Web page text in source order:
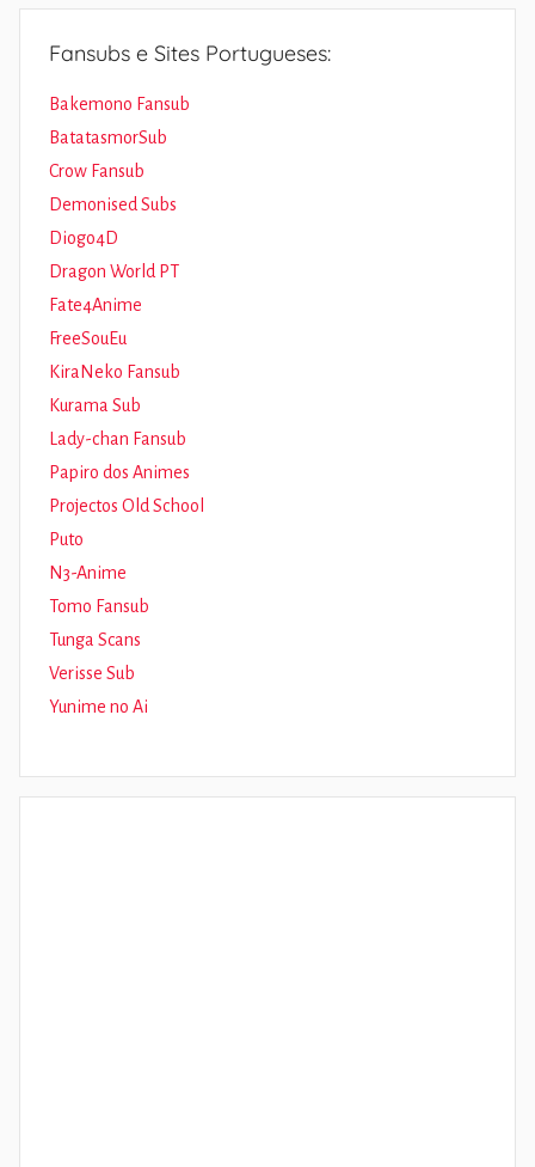
Fansubs e Sites Portugueses:
Bakemono Fansub
BatatasmorSub
Crow Fansub
Demonised Subs
Diogo4D
Dragon World PT
Fate4Anime
FreeSouEu
KiraNeko Fansub
Kurama Sub
Lady-chan Fansub
Papiro dos Animes
Projectos Old School
Puto
N3-Anime
Tomo Fansub
Tunga Scans
Verisse Sub
Yunime no Ai